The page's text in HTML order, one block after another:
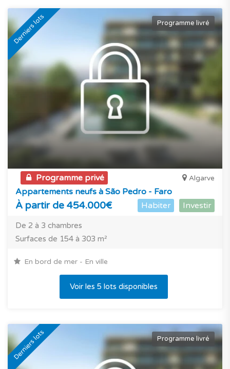
Derniers lots Programme livré
Programme privé Algarve
Appartements neufs à São Pedro - Faro
À partir de 454.000€ Habiter Investir
De 2 à 3 chambres
Surfaces de 154 à 303 m²
En bord de mer - En ville
Voir les 5 lots disponibles
Derniers lots Programme livré